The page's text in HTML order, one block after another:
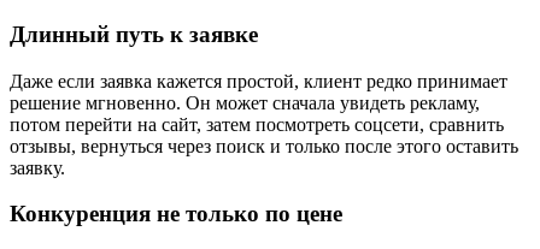
Длинный путь к заявке
Даже если заявка кажется простой, клиент редко принимает
решение мгновенно. Он может сначала увидеть рекламу,
потом перейти на сайт, затем посмотреть соцсети, сравнить
отзывы, вернуться через поиск и только после этого оставить
заявку.
Конкуренция не только по цене